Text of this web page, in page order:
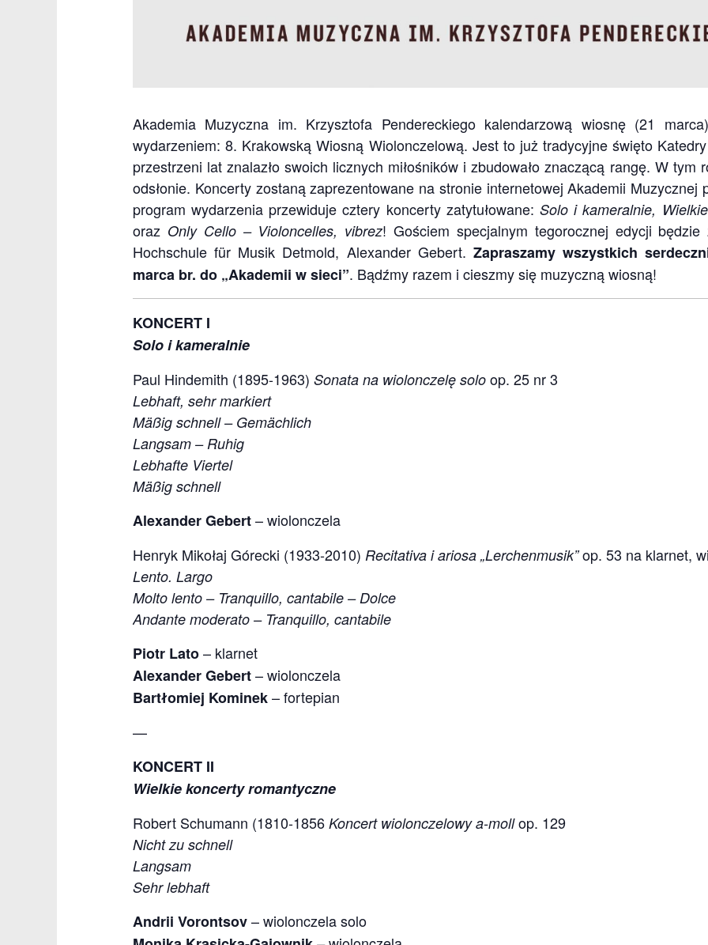
Akademia Muzyczna im. Krzysztofa Pendereckiego kalendarzową wiosnę (21
wydarzeniem: 8. Krakowską Wiosną Wiolonczelową. Jest to już tradycyjne święto
przestrzeni lat znalazło swoich licznych miłośników i zbudowało znaczącą rangę. W
odsłonie. Koncerty zostaną zaprezentowane na stronie internetowej Akademii Muzycznej
program wydarzenia przewiduje cztery koncerty zatytułowane: Solo i kameralnie,
oraz Only Cello – Violoncelles, vibrez! Gościem specjalnym tegorocznej edycji
Hochschule für Musik Detmold, Alexander Gebert. Zapraszamy wszystkich
marca br. do „Akademii w sieci”. Bądźmy razem i cieszmy się muzyczną wiosną!
KONCERT I
Solo i kameralnie
Paul Hindemith (1895-1963) Sonata na wiolonczelę solo op. 25 nr 3
Lebhaft, sehr markiert
Mäßig schnell – Gemächlich
Langsam – Ruhig
Lebhafte Viertel
Mäßig schnell
Alexander Gebert– wiolonczela
Henryk Mikołaj Górecki (1933-2010) Recitativa i ariosa „Lerchenmusik”op. 53 na klarnet,
Lento. Largo
Molto lento – Tranquillo, cantabile – Dolce
Andante moderato – Tranquillo, cantabile
Piotr Lato– klarnet
Alexander Gebert– wiolonczela
Bartłomiej Kominek– fortepian
—
KONCERT II
Wielkie koncerty romantyczne
Robert Schumann (1810-1856 Koncert wiolonczelowy a-mollop. 129
Nicht zu schnell
Langsam
Sehr lebhaft
Andrii Vorontsov– wiolonczela solo